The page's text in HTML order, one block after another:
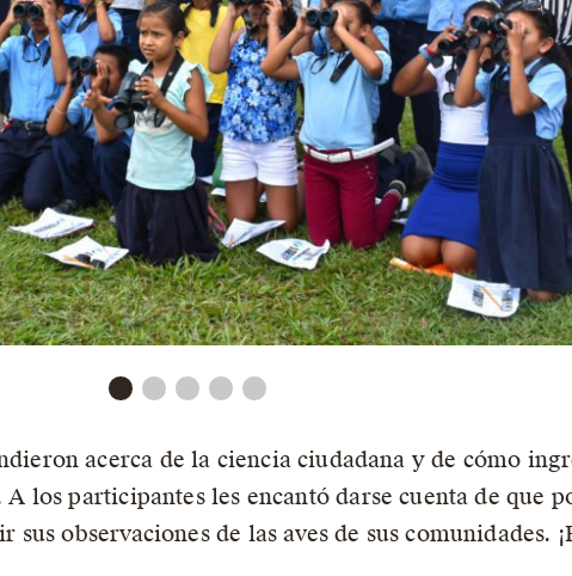
acerca de la ciencia ciudadana y de cómo
A los participantes les encantó darse cuenta de que
observaciones de las aves de sus comunidades.